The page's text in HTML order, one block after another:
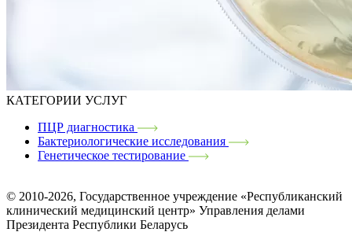
КАТЕГОРИИ УСЛУГ
ПЦР диагностика
Бактериологические исследования
Генетическое тестирование
© 2010-2026, Государственное учреждение «Республиканский
клинический медицинский центр» Управления делами
Президента Республики Беларусь